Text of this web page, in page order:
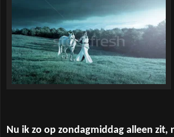
Nu ik zo op zondagmiddag alleen zit,